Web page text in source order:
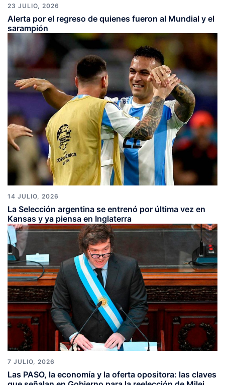
23 JULIO, 2026
Alerta por el regreso de quienes fueron al Mundial y el
sarampión
14 JULIO, 2026
La Selección argentina se entrenó por última vez en
Kansas y ya piensa en Inglaterra
7 JULIO, 2026
Las PASO, la economía y la oferta opositora: las claves